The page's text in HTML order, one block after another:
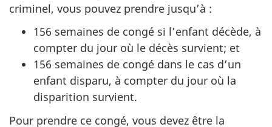
criminel, vous pouvez prendre jusqu’à :
156 semaines de congé si l’enfant décède, à
compter du jour où le décès survient; et
156 semaines de congé dans le cas d’un
enfant disparu, à compter du jour où la
disparition survient.
Pour prendre ce congé, vous devez être la